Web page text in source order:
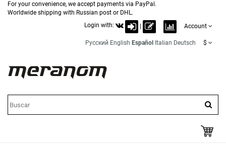
For your convenience, we accept payments via PayPal.
Worldwide shipping with Russian post or DHL.
Login with:
Account
Русский English Español Italian Deutsch $